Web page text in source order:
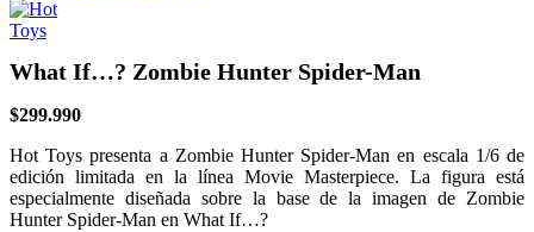
What If…? Zombie Hunter Spider-Man
$299.990
Hot Toys presenta a Zombie Hunter Spider-Man en escala 1/6 de
edición limitada en la línea Movie Masterpiece. La figura está
especialmente diseñada sobre la base de la imagen de Zombie
Hunter Spider-Man en What If…?